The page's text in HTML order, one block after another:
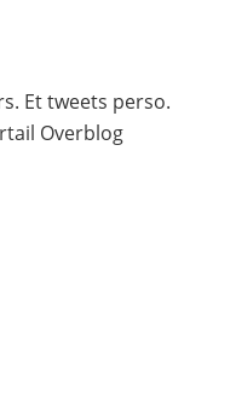
Et tweets perso.
Overblog